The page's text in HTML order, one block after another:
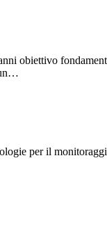
obiettivo
per il